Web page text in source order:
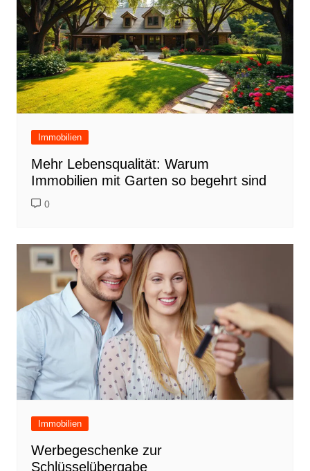
Immobilien
Mehr Lebensqualität: Warum
Immobilien mit Garten so begehrt sind
0
Immobilien
Werbegeschenke zur
Schlüsselübergabe